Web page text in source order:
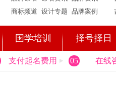
商标频道 设计专题 品牌案例
国学培训 择号择日
支付起名费用 05 在线